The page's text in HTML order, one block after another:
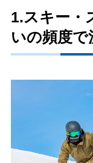
1.スキー・
いの頻度で